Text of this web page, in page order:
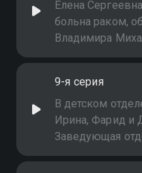
ему стало
Елена
больна раком,
Владимира
правду, чтобы
принять
9-я серия
В детском
Ирина, Фарид и
Заведующая
Людмила